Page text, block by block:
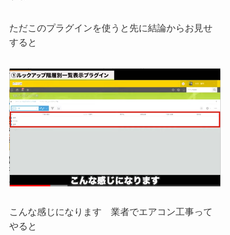
ただこのプラグインを使うと先に結論からお見せ
すると
こんな感じになります 業者でエアコン工事って
やると